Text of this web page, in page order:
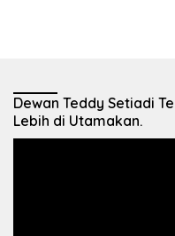
Dewan Teddy Setiadi
Lebih di Utamakan.